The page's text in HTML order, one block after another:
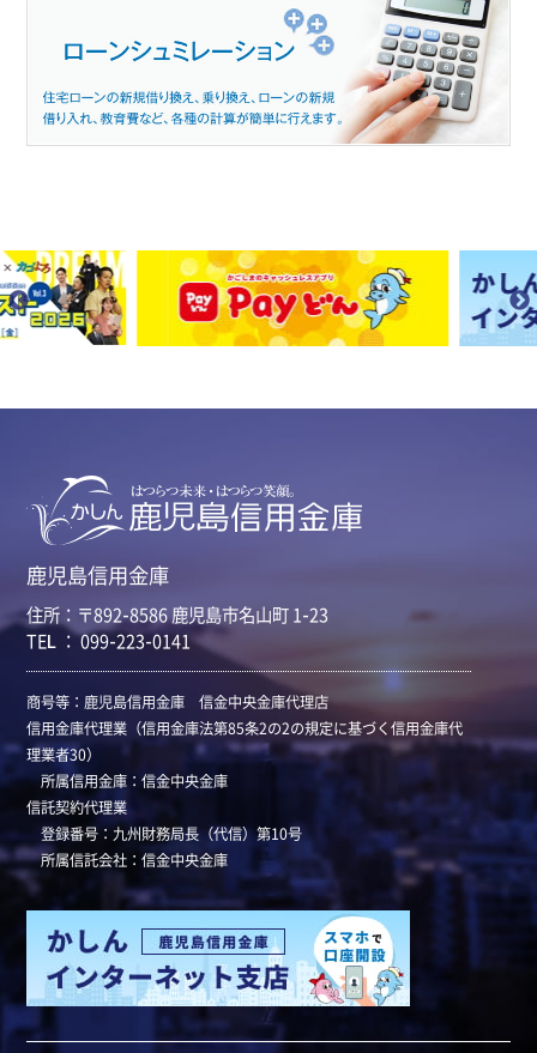
鹿児島信用金庫
住所：〒892-8586 鹿児島市名山町 1-23
TEL ： 099-223-0141
商号等：鹿児島信用金庫 信金中央金庫代理店
信用金庫代理業（信用金庫法第85条2の2の規定に基づく信用金庫代
理業者30）
所属信用金庫：信金中央金庫
信託契約代理業
登録番号：九州財務局長（代信）第10号
所属信託会社：信金中央金庫